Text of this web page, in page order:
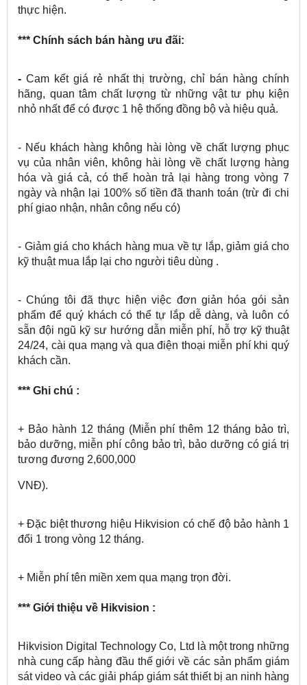
thực hiện.
*** Chính sách bán hàng ưu đãi:
- Cam kết giá rẻ nhất thị trường, chỉ bán hàng chính
hãng, quan tâm chất lượng từ những vật tư phụ kiện
nhỏ nhất để có được 1 hệ thống đồng bộ và hiệu quả.
- Nếu khách hàng không hài lòng về chất lượng phục
vụ của nhân viên, không hài lòng về chất lượng hàng
hóa và giá cả, có thể hoàn trả lại hàng trong vòng 7
ngày và nhận lại 100% số tiền đã thanh toán (trừ đi chi
phí giao nhận, nhân công nếu có)
- Giảm giá cho khách hàng mua về tự lắp, giảm giá cho
kỹ thuật mua lắp lại cho người tiêu dùng .
- Chúng tôi đã thực hiện việc đơn giản hóa gói sản
phẩm để quý khách có thể tự lắp dễ dàng, và luôn có
sẵn đội ngũ kỹ sư hướng dẫn miễn phí, hỗ trợ kỹ thuật
24/24, cài qua mạng và qua điện thoại miễn phí khi quý
khách cần.
*** Ghi chú :
+ Bảo hành 12 tháng (Miễn phí thêm 12 tháng bảo trì,
bảo dưỡng, miễn phí công bảo trì, bảo dưỡng có giá trị
tương đương 2,600,000
VNĐ).
+ Đặc biệt thương hiệu Hikvision có chế độ bảo hành 1
đổi 1 trong vòng 12 tháng.
+ Miễn phí tên miền xem qua mạng trọn đời.
*** Giới thiệu về Hikvision :
Hikvision Digital Technology Co, Ltd là một trong những
nhà cung cấp hàng đầu thế giới về các sản phẩm giám
sát video và các giải pháp giám sát thiết bị an ninh hàng